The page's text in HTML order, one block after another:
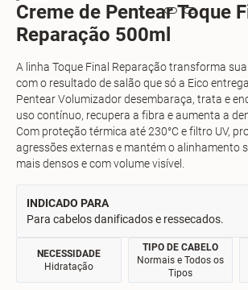
Creme de Pentear Toque
Reparação 500ml
A linha Toque Final Reparação transforma
com o resultado de salão que só a Eico
Pentear Volumizador desembaraça, trata e
uso contínuo, recupera a fibra e aumenta a
Com proteção térmica até 230°C e filtro UV,
agressões externas e mantém o alinhamento
mais densos e com volume visível.
INDICADO PARA
Para cabelos danificados e ressecados.
NECESSIDADE
Hidratação
TIPO DE CABELO
Normais e Todos os
Tipos